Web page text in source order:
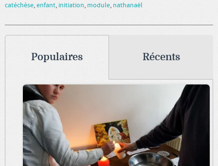
catéchèse,enfant, initiation, module, nathanaël
Populaires Récents